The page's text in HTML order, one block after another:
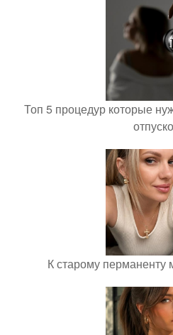
Топ 5 процедур которые
К старому перманенту